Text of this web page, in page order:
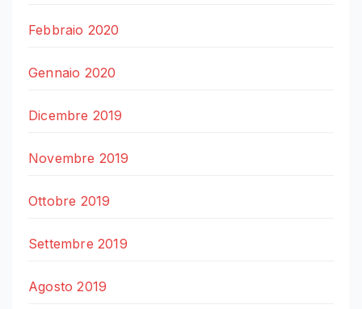
Febbraio 2020
Gennaio 2020
Dicembre 2019
Novembre 2019
Ottobre 2019
Settembre 2019
Agosto 2019